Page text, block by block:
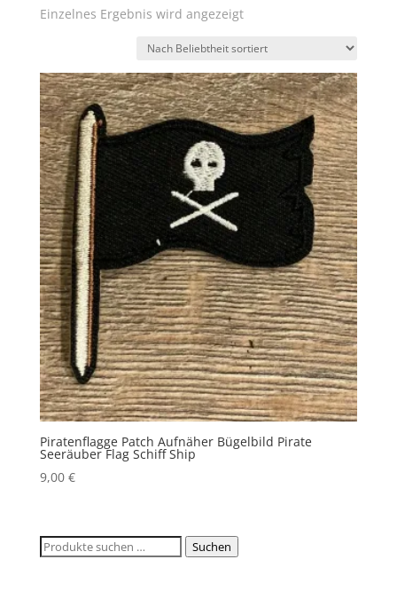
Einzelnes Ergebnis wird angezeigt
Piratenflagge Patch Aufnäher Bügelbild Pirate
Seeräuber Flag Schiff Ship
9,00 €
Suchen
Suchen